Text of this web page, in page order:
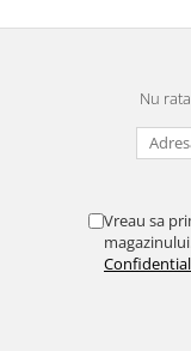
Nu
Vreau sa